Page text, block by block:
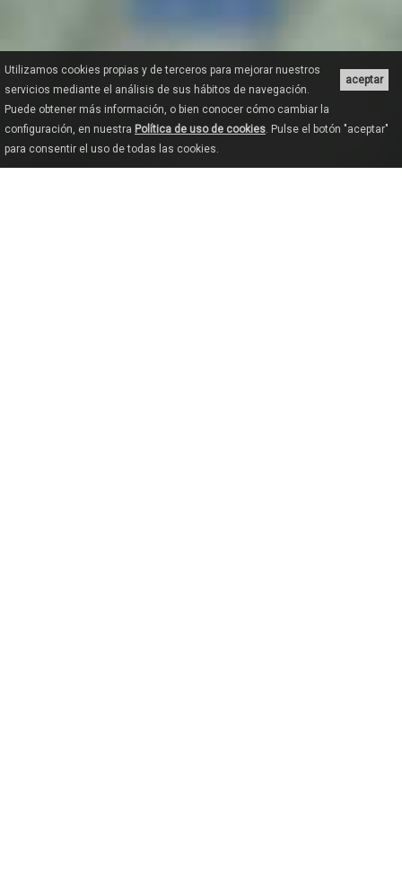
aceptar
Utilizamos cookies propias y de terceros para mejorar nuestros
servicios mediante el análisis de sus hábitos de navegación.
Puede obtener más información, o bien conocer cómo cambiar la
configuración, en nuestra Política de uso de cookies. Pulse el botón "aceptar"
para consentir el uso de todas las cookies.